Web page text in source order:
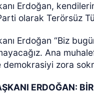
Erdoğan,
olarak Terörsüz
Erdoğan “Biz
Ana
zora
ERDOĞAN: